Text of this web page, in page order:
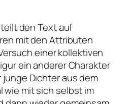
den Text auf
mit den Attributen
einer kollektiven
ein anderer Charakter
Dichter aus dem
wie mit sich selbst im